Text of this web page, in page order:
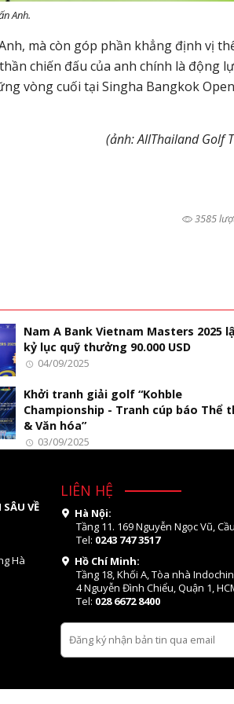
Anh.
mà còn góp phần khẳng định vị
chiến đấu của anh chính là động
vòng cuối tại Singha Bangkok Open
(ảnh: AllThailand Golf
3585
Nam A Bank Vietnam Masters 2025
kỷ lục quỹ thưởng 90.000 USD
04/09/2025
Khởi tranh giải golf “Kohble
Championship - Tranh cúp báo Thể
& Văn hóa”
03/09/2025
VỀ
Hà
LIÊN HỆ
Hà Nội:
Tầng 11. 169 Nguyễn Ngọc Vũ,
Tel: 0243 747 3517
Hồ Chí Minh:
Tầng 18, Khối A, Tòa nhà
4 Nguyễn Đình Chiểu, Quận 1,
Tel: 028 6672 8400